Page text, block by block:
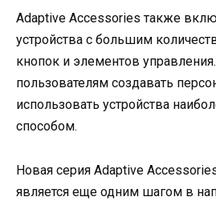
Adaptive Accessories также
устройства с большим
кнопок и элементов
пользователям создавать
использовать устройства
способом.
Новая серия Adaptive
является еще одним шагом в